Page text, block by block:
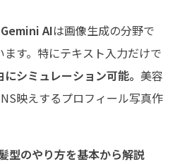
Gemini AIは画像生成の分野で
す。特にテキスト入力だけで
シミュレーション可能。 美容
映えするプロフィール写真作
型のやり方を基本から解説